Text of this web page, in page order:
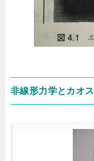
非線形力学とカオス